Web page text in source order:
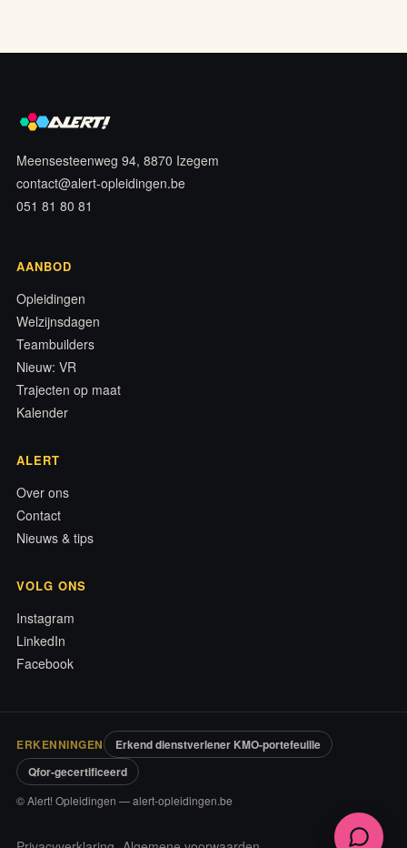
Meensesteenweg 94, 8870 Izegem
contact@alert-opleidingen.be
051 81 80 81
AANBOD
Opleidingen
Welzijnsdagen
Teambuilders
Nieuw: VR
Trajecten op maat
Kalender
ALERT
Over ons
Contact
Nieuws & tips
VOLG ONS
Instagram
LinkedIn
Facebook
ERKENNINGEN
Erkend dienstverlener KMO-portefeuille
Qfor-gecertificeerd
© Alert! Opleidingen — alert-opleidingen.be